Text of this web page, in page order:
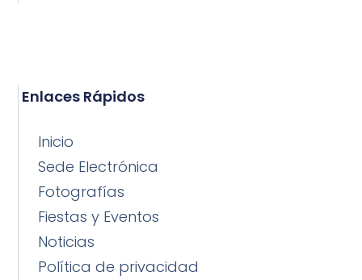
Enlaces Rápidos
Inicio
Sede Electrónica
Fotografías
Fiestas y Eventos
Noticias
Política de privacidad